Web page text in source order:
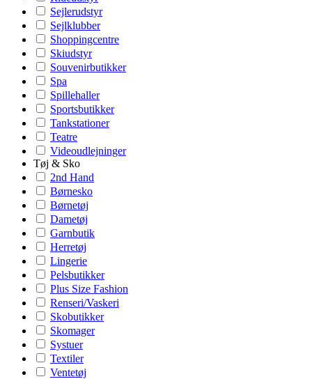
Sejlerudstyr
Sejlklubber
Shoppingcentre
Skiudstyr
Souvenirbutikker
Spa
Spillehaller
Sportsbutikker
Tankstationer
Teatre
Videoudlejninger
Tøj & Sko
2nd Hand
Børnesko
Børnetøj
Dametøj
Garnbutik
Herretøj
Lingerie
Pelsbutikker
Plus Size Fashion
Renseri/Vaskeri
Skobutikker
Skomager
Systuer
Textiler
Ventetøj